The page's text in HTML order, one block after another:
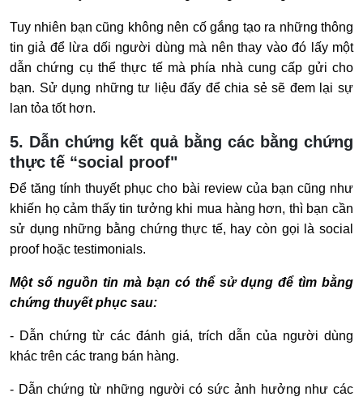
Tuy nhiên bạn cũng không nên cố gắng tạo ra những thông
tin giả để lừa dối người dùng mà nên thay vào đó lấy một
dẫn chứng cụ thể thực tế mà phía nhà cung cấp gửi cho
bạn. Sử dụng những tư liệu đấy để chia sẻ sẽ đem lại sự
lan tỏa tốt hơn.
5. Dẫn chứng kết quả bằng các bằng chứng
thực tế “social proof"
Để tăng tính thuyết phục cho bài review của bạn cũng như
khiến họ cảm thấy tin tưởng khi mua hàng hơn, thì bạn cần
sử dụng những bằng chứng thực tế, hay còn gọi là social
proof hoặc testimonials.
Một số nguồn tin mà bạn có thể sử dụng để tìm bằng
chứng thuyết phục sau:
- Dẫn chứng từ các đánh giá, trích dẫn của người dùng
khác trên các trang bán hàng.
- Dẫn chứng từ những người có sức ảnh hưởng như các